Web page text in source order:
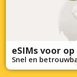
eSIMs voor
Snel en